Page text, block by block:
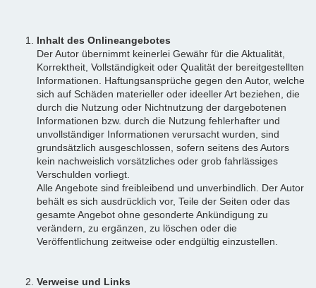
Inhalt des Onlineangebotes
Der Autor übernimmt keinerlei Gewähr für die Aktualität,
Korrektheit, Vollständigkeit oder Qualität der bereitgestellten
Informationen. Haftungsansprüche gegen den Autor, welche
sich auf Schäden materieller oder ideeller Art beziehen, die
durch die Nutzung oder Nichtnutzung der dargebotenen
Informationen bzw. durch die Nutzung fehlerhafter und
unvollständiger Informationen verursacht wurden, sind
grundsätzlich ausgeschlossen, sofern seitens des Autors
kein nachweislich vorsätzliches oder grob fahrlässiges
Verschulden vorliegt.
Alle Angebote sind freibleibend und unverbindlich. Der Autor
behält es sich ausdrücklich vor, Teile der Seiten oder das
gesamte Angebot ohne gesonderte Ankündigung zu
verändern, zu ergänzen, zu löschen oder die
Veröffentlichung zeitweise oder endgültig einzustellen.
Verweise und Links